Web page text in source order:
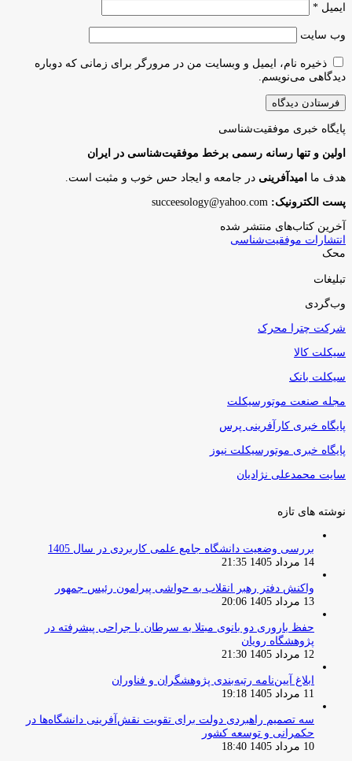
ایمیل *
وب‌ سایت
ذخیره نام، ایمیل و وبسایت من در مرورگر برای زمانی که دوباره
دیدگاهی می‌نویسم.
پایگاه‌ خبری موفقیت‌شناسی
اولین و تنها رسانه رسمی برخط موفقیت‌شناسی در ایران
هدف ما امیدآفرینی در جامعه و ایجاد حس خوب و مثبت است.
پست الکترونیک:
آخرین کتاب‌های منتشر شده
انتشارات موفقیت‌شناسی
محک
تبلیغات
وب‌گردی
شرکت چترا محرک
سیکلت کالا
سیکلت بانک
مجله صنعت موتورسیکلت
پایگاه خبری کارآفرینی پرس
پایگاه خبری موتورسیکلت نیوز
سایت محمدعلی نژادیان
نوشته های تازه
بررسی وضعیت دانشگاه جامع علمی کاربردی در سال 1405
14 مرداد 1405 21:35
واکنش دفتر رهبر انقلاب به حواشی پیرامون رئیس جمهور
13 مرداد 1405 20:06
حفظ باروری دو بانوی مبتلا به سرطان با جراحی پیشرفته در
پژوهشگاه رویان
12 مرداد 1405 21:30
ابلاغ آیین‌نامه رتبه‌بندی پژوهشگران و فناوران
11 مرداد 1405 19:18
سه تصمیم راهبردی دولت برای تقویت نقش‌آفرینی دانشگاه‌ها در
حکمرانی و توسعه کشور
10 مرداد 1405 18:40